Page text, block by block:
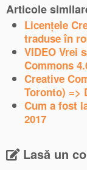
Articole
Licențele
traduse în
VIDEO Vrei
Commons
Creative
Toronto) =>
Cum a fost
2017
Lasă un